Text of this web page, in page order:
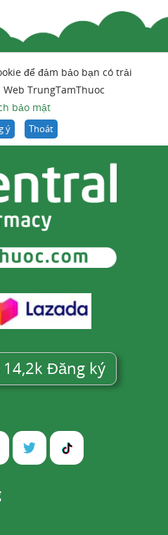
để đảm bảo bạn có trải
TrungTamThuoc
bảo mật
ý Thoát
14,2k Đăng ký